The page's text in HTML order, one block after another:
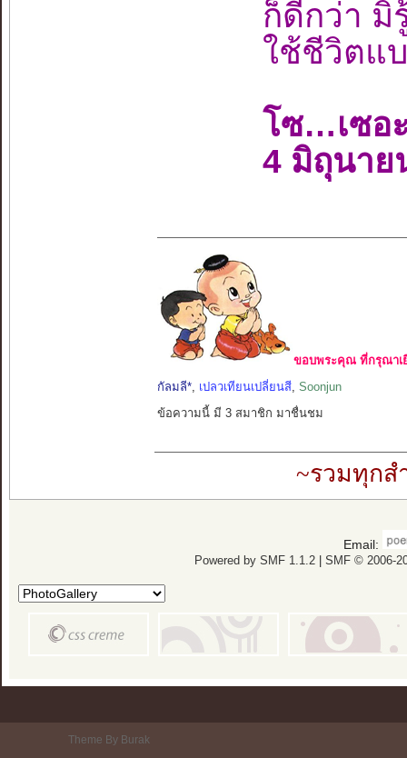
ก็ดีกว่า มิ
ใช้ชีวิตแ
โซ…เซอ
4 มิถุนาย
ขอบพระคุณ ที่กรุณาเ
กัลมลี*, เปลวเทียนเปลี่ยนสี, Soonjun
ข้อความนี้ มี 3 สมาชิก มาชื่นชม
~รวมทุกส
Email:
Powered by SMF 1.1.2| SMF © 2006-
Theme By Burak